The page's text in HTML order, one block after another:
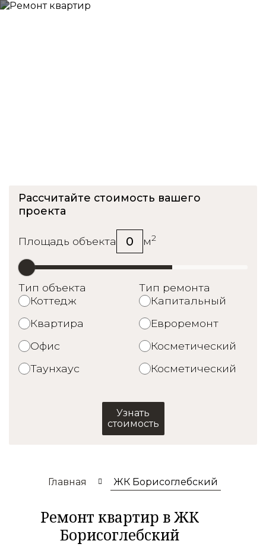
Рассчитайте стоимость вашего
проекта
Площадь объекта 0 м2
Тип объекта
Коттедж
Квартира
Офис
Таунхаус
Тип ремонта
Капитальный
Евроремонт
Косметический
Косметический
Узнать
стоимость
Главная ЖК Борисоглебский
Ремонт квартир в ЖК
Борисоглебский